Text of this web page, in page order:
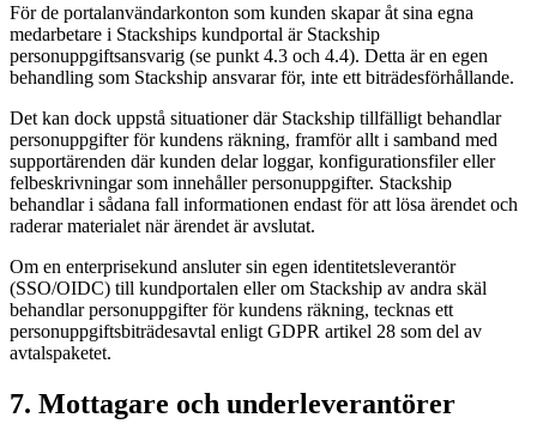
För de portalanvändarkonton som kunden skapar åt sina egna
medarbetare i Stackships kundportal är Stackship
personuppgiftsansvarig (se punkt 4.3 och 4.4). Detta är en egen
behandling som Stackship ansvarar för, inte ett biträdesförhållande.
Det kan dock uppstå situationer där Stackship tillfälligt behandlar
personuppgifter för kundens räkning, framför allt i samband med
supportärenden där kunden delar loggar, konfigurationsfiler eller
felbeskrivningar som innehåller personuppgifter. Stackship
behandlar i sådana fall informationen endast för att lösa ärendet och
raderar materialet när ärendet är avslutat.
Om en enterprisekund ansluter sin egen identitetsleverantör
(SSO/OIDC) till kundportalen eller om Stackship av andra skäl
behandlar personuppgifter för kundens räkning, tecknas ett
personuppgiftsbiträdesavtal enligt GDPR artikel 28 som del av
avtalspaketet.
7. Mottagare och underleverantörer